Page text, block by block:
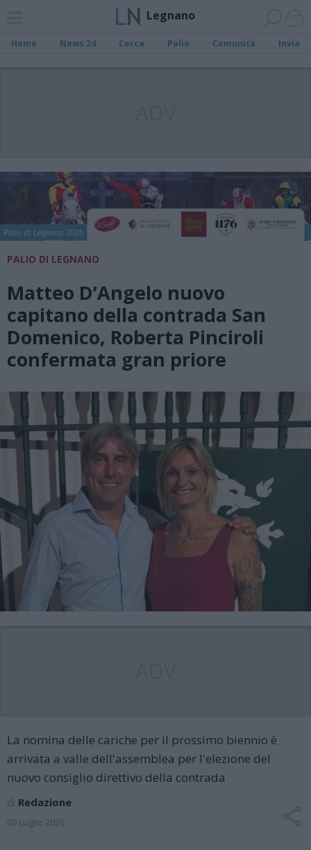
Legnano
Home News 24 Cerca Palio Comunità Invia
PALIO DI LEGNANO
Matteo D’Angelo nuovo
capitano della contrada San
Domenico, Roberta Pinciroli
confermata gran priore
La nomina delle cariche per il prossimo biennio è
arrivata a valle dell'assemblea per l'elezione del
nuovo consiglio direttivo della contrada
di Redazione
09 Luglio 2026